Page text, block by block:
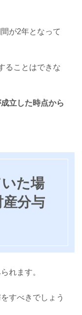
が2年となって
ることはできな
立した時点から
た場
分与
れます。
すべきでしょう